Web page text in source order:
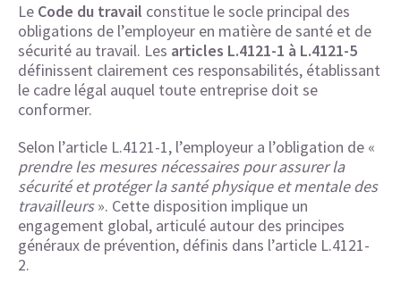
Le Code du travail constitue le socle principal des
obligations de l’employeur en matière de santé et de
sécurité au travail. Les articles L.4121-1 à L.4121-5
définissent clairement ces responsabilités, établissant
le cadre légal auquel toute entreprise doit se
conformer.
Selon l’article L.4121-1, l’employeur a l’obligation de «
prendre les mesures nécessaires pour assurer la
sécurité et protéger la santé physique et mentale des
travailleurs». Cette disposition implique un
engagement global, articulé autour des principes
généraux de prévention, définis dans l’article L.4121-
2.